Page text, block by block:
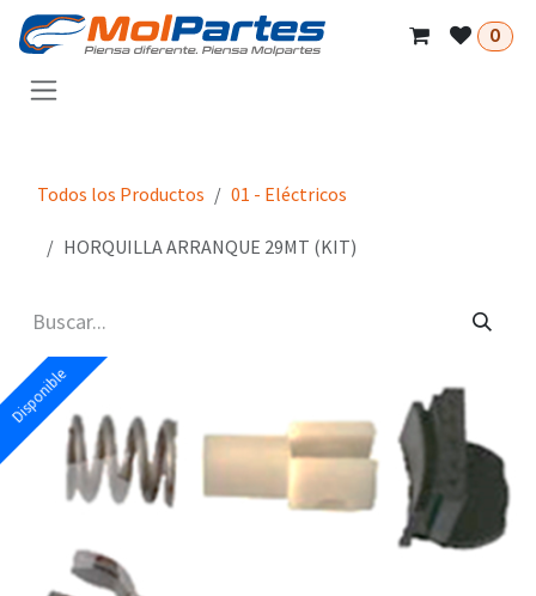
Ir al contenido
0
Todos los Productos 01 - Eléctricos
HORQUILLA ARRANQUE 29MT (KIT)
Disponible
Disponible